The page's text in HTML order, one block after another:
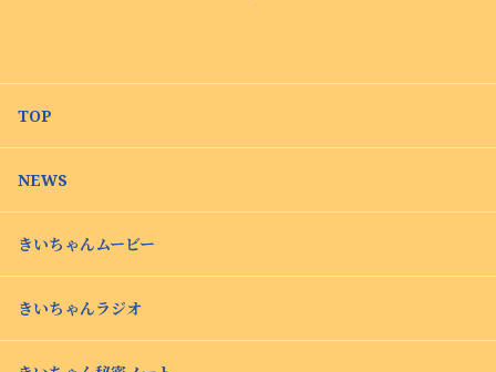
TOP
NEWS
きいちゃんムービー
きいちゃんラジオ